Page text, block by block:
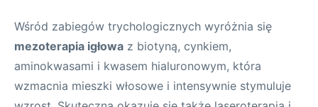
Wśród zabiegów trychologicznych wyróżnia się
mezoterapia igłowa z biotyną, cynkiem,
aminokwasami i kwasem hialuronowym, która
wzmacnia mieszki włosowe i intensywnie stymuluje